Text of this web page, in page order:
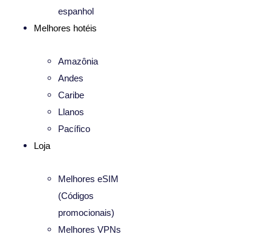
espanhol
Melhores hotéis
Amazônia
Andes
Caribe
Llanos
Pacífico
Loja
Melhores eSIM
(Códigos
promocionais)
Melhores VPNs